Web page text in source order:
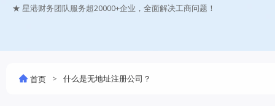
★ 星港财务团队服务超20000+企业，全面解决工商问题！
首页 > 什么是无地址注册公司？